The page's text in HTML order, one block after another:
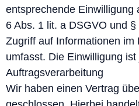
entsprechende Einwilligung
6 Abs. 1 lit. a DSGVO und
Zugriff auf Informationen
umfasst. Die Einwilligung
Auftragsverarbeitung
Wir haben einen Vertrag